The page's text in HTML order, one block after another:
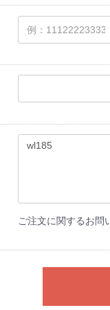
ご注文に関するお問